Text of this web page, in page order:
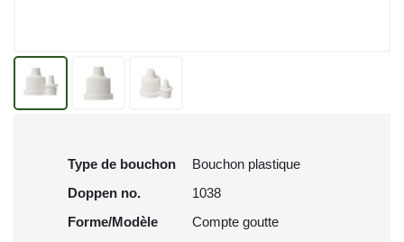
Type de bouchon
Bouchon plastique
Doppen no.
1038
Forme/Modèle
Compte goutte